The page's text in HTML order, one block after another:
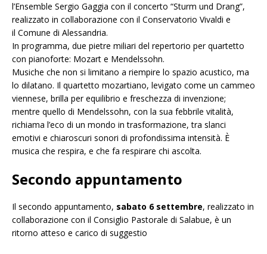
l’Ensemble Sergio Gaggia con il concerto “Sturm und Drang”,
realizzato in collaborazione con il Conservatorio Vivaldi e
il Comune di Alessandria.
In programma, due pietre miliari del repertorio per quartetto
con pianoforte: Mozart e Mendelssohn.
Musiche che non si limitano a riempire lo spazio acustico, ma
lo dilatano. Il quartetto mozartiano, levigato come un cammeo
viennese, brilla per equilibrio e freschezza di invenzione;
mentre quello di Mendelssohn, con la sua febbrile vitalità,
richiama l’eco di un mondo in trasformazione, tra slanci
emotivi e chiaroscuri sonori di profondissima intensità. È
musica che respira, e che fa respirare chi ascolta.
Secondo appuntamento
Il secondo appuntamento, sabato 6 settembre, realizzato in
collaborazione con il Consiglio Pastorale di Salabue, è un
ritorno atteso e carico di suggestio